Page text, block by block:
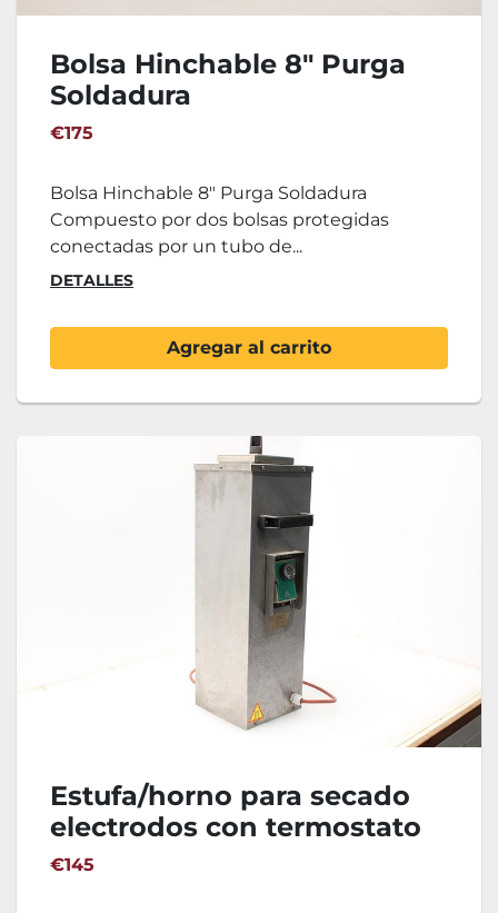
Bolsa Hinchable 8" Purga
Soldadura
€175
Bolsa Hinchable 8" Purga Soldadura
Compuesto por dos bolsas protegidas
conectadas por un tubo de...
DETALLES
Agregar al carrito
Estufa/horno para secado
electrodos con termostato
F15
€145